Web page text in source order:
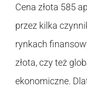
Cena złota 585
przez kilka
rynkach
złota, czy też
ekonomiczne.